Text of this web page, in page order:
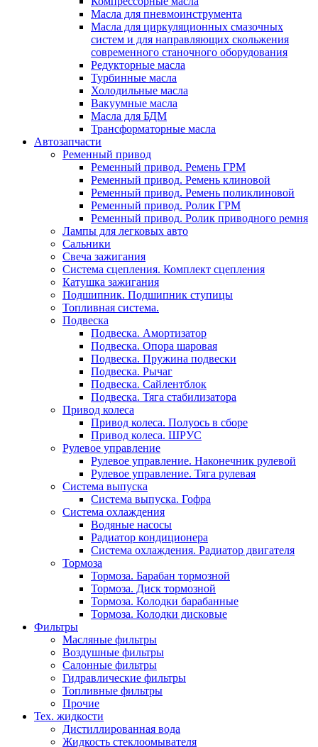
Масла для пневмоинструмента
Масла для циркуляционных смазочных
систем и для направляющих скольжения
современного станочного оборудования
Редукторные масла
Турбинные масла
Холодильные масла
Вакуумные масла
Масла для БДМ
Трансформаторные масла
Автозапчасти
Ременный привод
Ременный привод. Ремень ГРМ
Ременный привод. Ремень клиновой
Ременный привод. Ремень поликлиновой
Ременный привод. Ролик ГРМ
Ременный привод. Ролик приводного ремня
Лампы для легковых авто
Сальники
Свеча зажигания
Система сцепления. Комплект сцепления
Катушка зажигания
Подшипник. Подшипник ступицы
Топливная система.
Подвеска
Подвеска. Амортизатор
Подвеска. Опора шаровая
Подвеска. Пружина подвески
Подвеска. Рычаг
Подвеска. Сайлентблок
Подвеска. Тяга стабилизатора
Привод колеса
Привод колеса. Полуось в сборе
Привод колеса. ШРУС
Рулевое управление
Рулевое управление. Наконечник рулевой
Рулевое управление. Тяга рулевая
Система выпуска
Система выпуска. Гофра
Система охлаждения
Водяные насосы
Радиатор кондиционера
Система охлаждения. Радиатор двигателя
Тормоза
Тормоза. Барабан тормозной
Тормоза. Диск тормозной
Тормоза. Колодки барабанные
Тормоза. Колодки дисковые
Фильтры
Масляные фильтры
Воздушные фильтры
Салонные фильтры
Гидравлические фильтры
Топливные фильтры
Прочие
Тех. жидкости
Дистиллированная вода
Жидкость стеклоомывателя